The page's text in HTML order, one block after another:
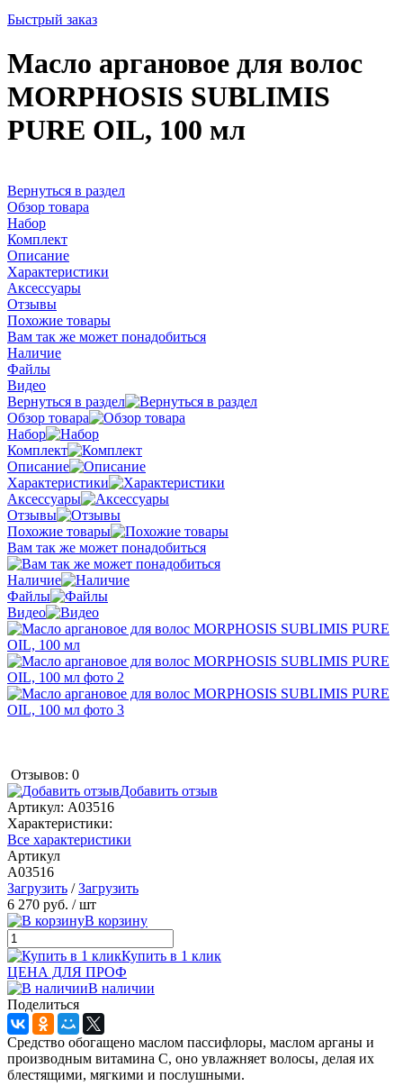
Быстрый заказ
Масло аргановое для волос
MORPHOSIS SUBLIMIS
PURE OIL, 100 мл
Вернуться в раздел
Обзор товара
Набор
Комплект
Описание
Характеристики
Аксессуары
Отзывы
Похожие товары
Вам так же может понадобиться
Наличие
Файлы
Видео
Вернуться в раздел
Обзор товара
Набор
Комплект
Описание
Характеристики
Аксессуары
Отзывы
Похожие товары
Вам так же может понадобиться
Наличие
Файлы
Видео
Отзывов: 0
Добавить отзыв
Артикул: A03516
Характеристики:
Все характеристики
Артикул
A03516
Загрузить /Загрузить
6 270 руб. / шт
В корзину
Купить в 1 клик
ЦЕНА ДЛЯ ПРОФ
В наличии
Поделиться
Средство обогащено маслом пассифлоры, маслом арганы и
производным витамина С, оно увлажняет волосы, делая их
блестящими, мягкими и послушными.